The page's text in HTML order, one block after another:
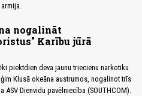
nogalināt
Karību jūrā
piektdien deva jaunu triecienu narkotiku
Klusā okeāna austrumos, nogalinot trīs
ASV Dienvidu pavēlniecība (SOUTHCOM).